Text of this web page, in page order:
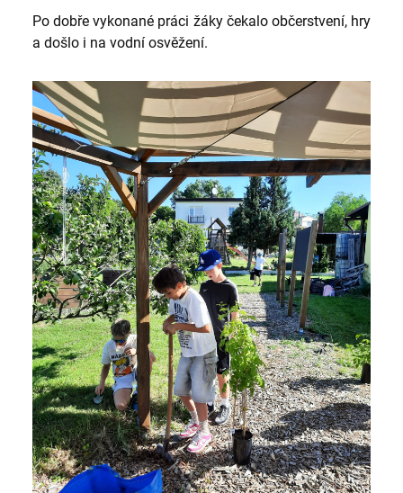
Po dobře vykonané práci žáky čekalo občerstvení, hry
a došlo i na vodní osvěžení.